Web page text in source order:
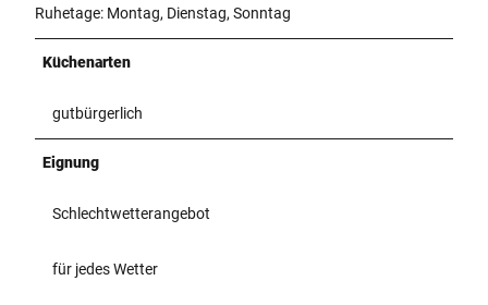
Ruhetage: Montag, Dienstag, Sonntag
Küchenarten
gutbürgerlich
Eignung
Schlechtwetterangebot
für jedes Wetter